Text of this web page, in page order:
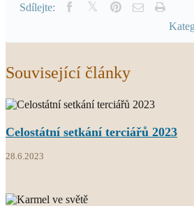
Sdílejte:
Související články
Celostátní setkání terciářů 2023
28.6.2023